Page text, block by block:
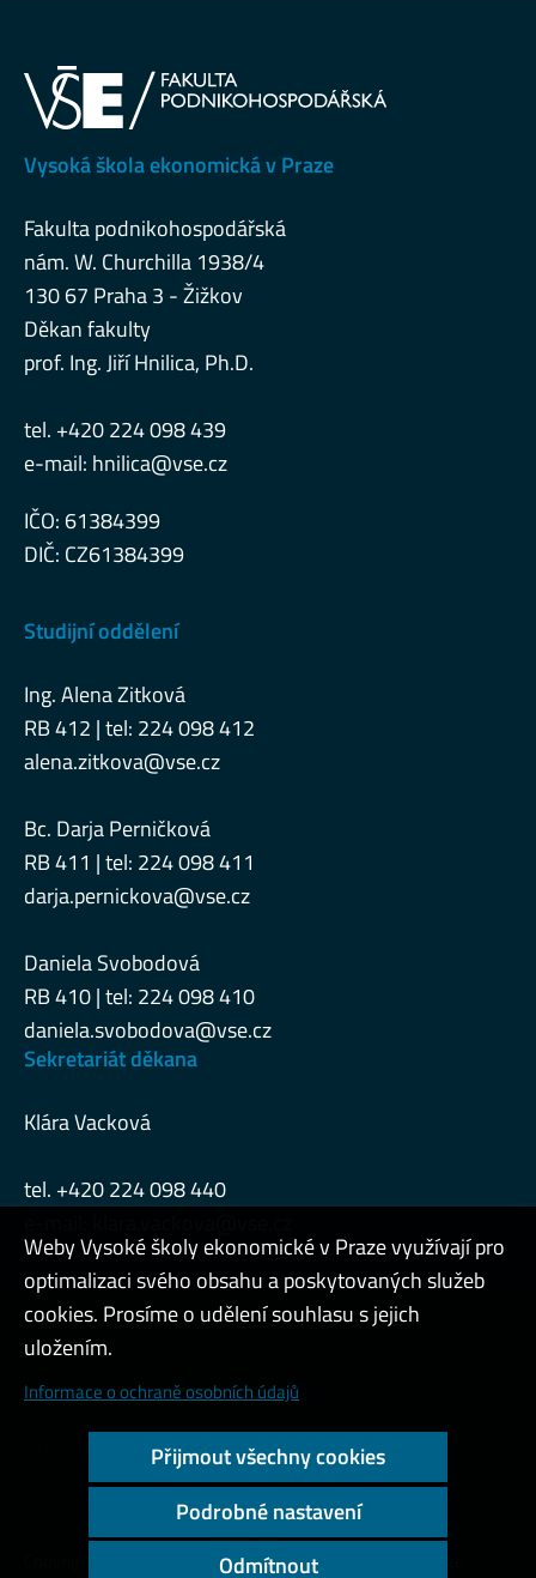
Vysoká škola ekonomická v Praze
Fakulta podnikohospodářská
nám. W. Churchilla 1938/4
130 67 Praha 3 - Žižkov
Děkan fakulty
prof. Ing. Jiří Hnilica, Ph.D.
tel. +420 224 098 439
e-mail: hnilica@vse.cz
IČO: 61384399
DIČ: CZ61384399
Studijní oddělení
Ing. Alena Zitková
RB 412 | tel: 224 098 412
alena.zitkova@vse.cz
Bc. Darja Perničková
RB 411 | tel: 224 098 411
darja.pernickova@vse.cz
Daniela Svobodová
RB 410 | tel: 224 098 410
daniela.svobodova@vse.cz
Sekretariát děkana
Klára Vacková
tel. +420 224 098 440
Admin
Cookies a ochrana osobních údajů
Přístupnost webu
Vysoký kontrast
Copyright © 2000 - 2026 Vysoká škola ekonomická v Praze
Weby Vysoké školy ekonomické v Praze využívají pro
optimalizaci svého obsahu a poskytovaných služeb
cookies. Prosíme o udělení souhlasu s jejich
uložením.
Informace o ochraně osobních údajů
Přijmout všechny cookies
Podrobné nastavení
Odmítnout